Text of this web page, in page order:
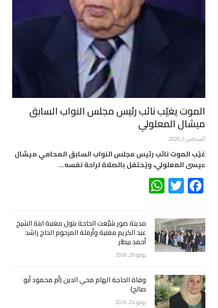
الموت يغيّب نائب رئيس مجلس النواب السابق
ميشال المعلولي
أغسطس 5, 2026
غيّب الموت نائب رئيس مجلس النواب السابق المحامي ميشال
عيسى المعلولي، ويُحتفل بالصلاة لراحة نفسه…
Facebook
Twitter
مدينة صور شيّعت الحاجة بتول مغنية ابنة الشيخ
عبد الكريم مغنية وأرملة المرحوم الحاج راشد
أحمد بيطار
يوليو 28, 2026
وفاة الحاجة الهام محي الدين (أم محمود أبو
صالح)
يوليو 24, 2026